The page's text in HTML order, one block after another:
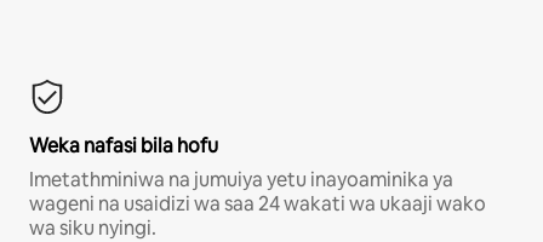
Weka nafasi bila hofu
Imetathminiwa na jumuiya yetu inayoaminika ya
wageni na usaidizi wa saa 24 wakati wa ukaaji wako
wa siku nyingi.